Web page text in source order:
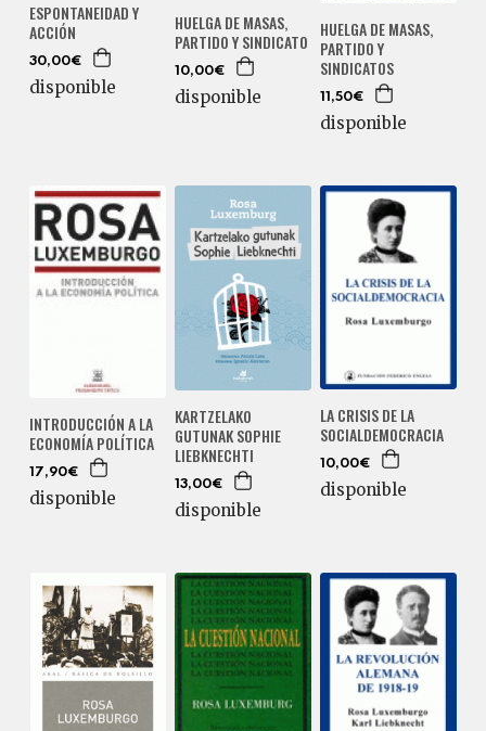
ESPONTANEIDAD Y
ACCIÓN
30,00€
disponible
HUELGA DE MASAS,
PARTIDO Y SINDICATO
10,00€
disponible
HUELGA DE MASAS,
PARTIDO Y
SINDICATOS
11,50€
disponible
INTRODUCCIÓN A LA
ECONOMÍA POLÍTICA
17,90€
disponible
KARTZELAKO
GUTUNAK SOPHIE
LIEBKNECHTI
13,00€
disponible
LA CRISIS DE LA
SOCIALDEMOCRACIA
10,00€
disponible